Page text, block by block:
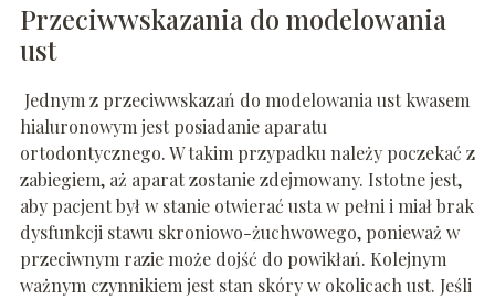
Przeciwwskazania do modelowania
ust
Jednym z przeciwwskazań do modelowania ust kwasem
hialuronowym jest posiadanie aparatu
ortodontycznego. W takim przypadku należy poczekać z
zabiegiem, aż aparat zostanie zdejmowany. Istotne jest,
aby pacjent był w stanie otwierać usta w pełni i miał brak
dysfunkcji stawu skroniowo-żuchwowego, ponieważ w
przeciwnym razie może dojść do powikłań. Kolejnym
ważnym czynnikiem jest stan skóry w okolicach ust. Jeśli